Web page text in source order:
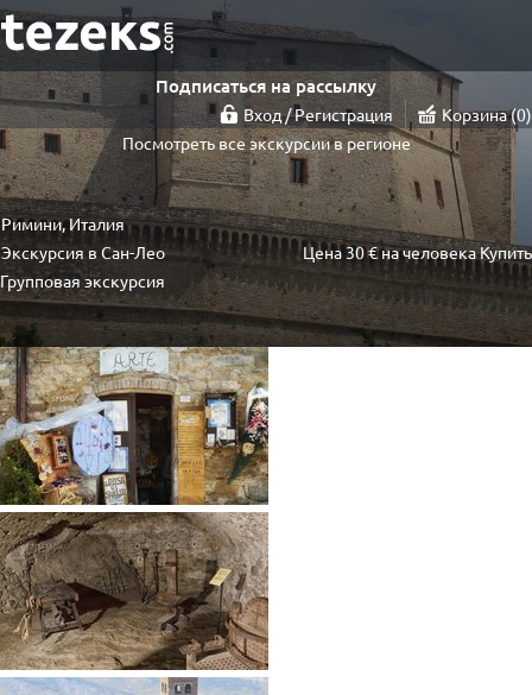
Подписаться на рассылку
Вход / Регистрация Корзина 0
Посмотреть все экскурсии в регионе
Римини, Италия
Экскурсия в Сан-Лео
Групповая экскурсия
Цена30 €на человекаКупить